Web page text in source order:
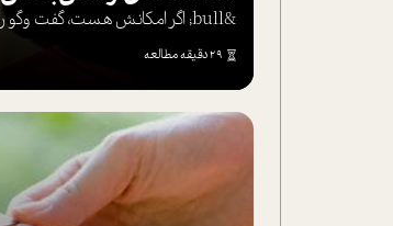
&bull; اگر امکانش هست، گفت وگو را با روا...
29 دقیقه مطالعه